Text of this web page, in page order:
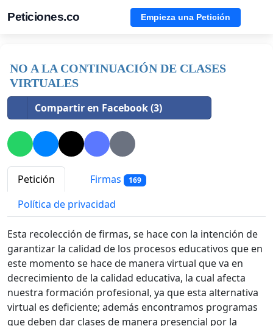
Peticiones.co Empieza una Petición
NO A LA CONTINUACIÓN DE CLASES
VIRTUALES
Compartir en Facebook (3)
Petición Firmas 169
Política de privacidad
Esta recolección de firmas, se hace con la intención de
garantizar la calidad de los procesos educativos que en
este momento se hace de manera virtual que va en
decrecimiento de la calidad educativa, la cual afecta
nuestra formación profesional, ya que esta alternativa
virtual es deficiente; además encontramos programas
que deben dar clases de manera presencial por la